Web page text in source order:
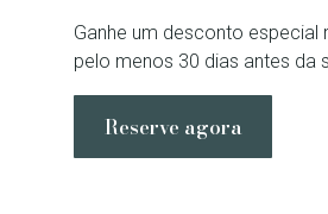
Ganhe um desconto especial
pelo menos 30 dias antes da
Reserve agora